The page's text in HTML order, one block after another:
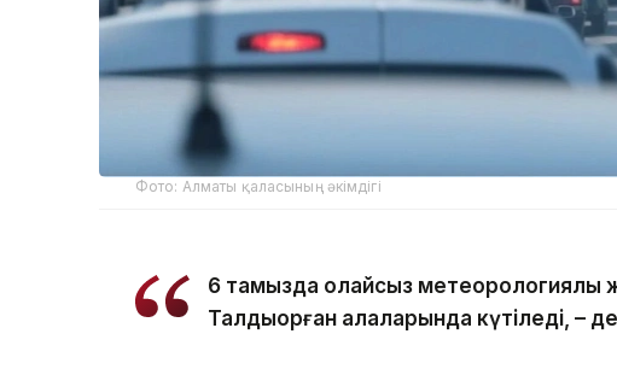
Фото: Алматы қаласының әкімдігі
6 тамызда қолайсыз метеорологиялық
Талдықорған қалаларында күтіледі, –